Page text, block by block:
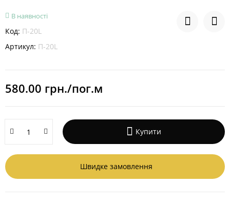
В наявності
Код: П-20L
Артикул: П-20L
580.00 грн./пог.м
Купити
Швидке замовлення